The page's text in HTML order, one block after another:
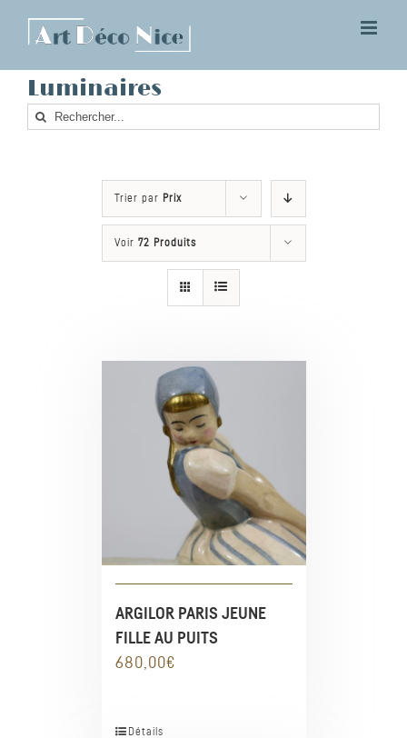
Luminaires
Rechercher
Trier par Prix
Voir 72 Produits
ARGILOR PARIS JEUNE
FILLE AU PUITS
680,00€
Détails